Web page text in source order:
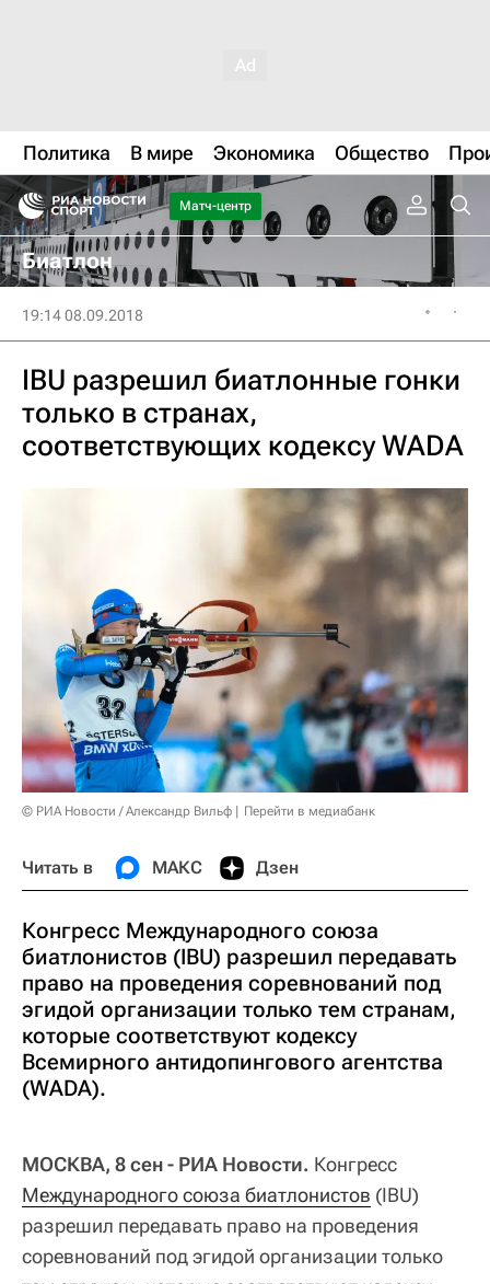
Политика В мире Экономика Общество
Матч-центр
Биатлон
19:14 08.09.2018
IBU разрешил биатлонные гонки
только в странах,
соответствующих кодексу WADA
© РИА Новости / Александр Вильф Перейти в медиабанк
Читать в МАКС Дзен
Конгресс Международного союза
биатлонистов (IBU) разрешил передавать
право на проведения соревнований под
эгидой организации только тем странам,
которые соответствуют кодексу
Всемирного антидопингового агентства
(WADA).
МОСКВА, 8 сен - РИА Новости. Конгресс
Международного союза биатлонистов (IBU)
разрешил передавать право на проведения
соревнований под эгидой организации только